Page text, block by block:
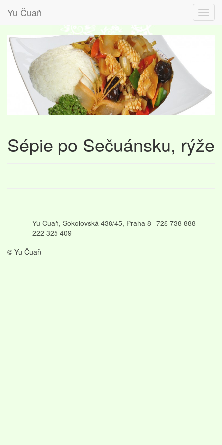
Yu Čuaň
Sépie po Sečuánsku, rýže
Yu Čuaň, Sokolovská 438/45, Praha 8 728 738 888
222 325 409
© Yu Čuaň